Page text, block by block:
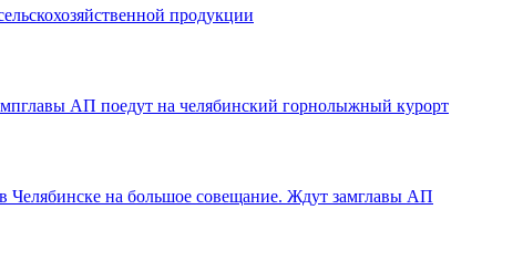
продукции
АП поедут на челябинский горнолыжный курорт
Челябинске на большое совещание. Ждут замглавы АП